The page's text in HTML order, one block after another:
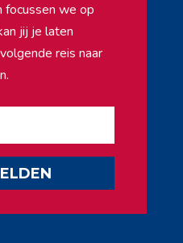
focussen we op
jij je laten
reis naar